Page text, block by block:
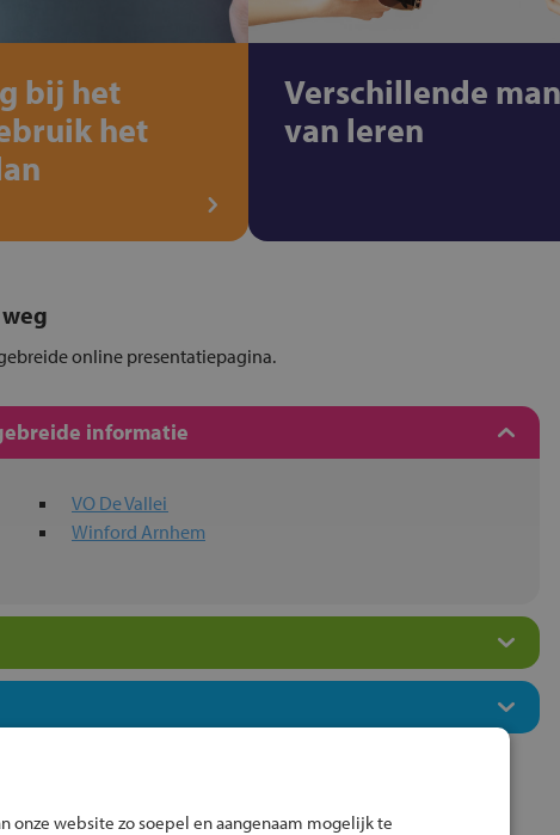
bij het
het
Verschillende
van leren
online presentatiepagina.
informatie
VO De Vallei
Winford Arnhem
onze website zo soepel en aangenaam mogelijk te